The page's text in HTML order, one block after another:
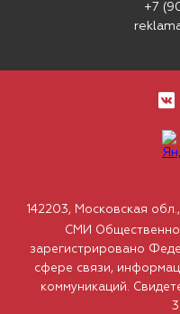
+7
142203, Московская
СМИ
зарегистрировано
сфере связи,
коммуникаций.